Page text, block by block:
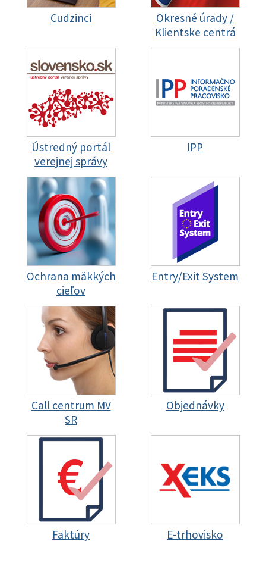
Cudzinci
Okresné úrady /
Klientske centrá
Ústredný portál
verejnej správy
IPP
Ochrana mäkkých
cieľov
Entry/Exit System
Call centrum MV
SR
Objednávky
Faktúry E-trhovisko